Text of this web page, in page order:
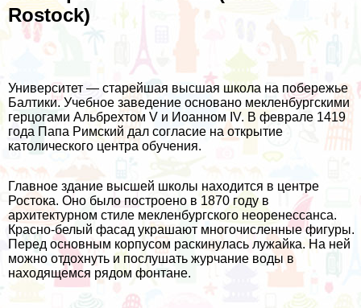
Rostock)
Университет — старейшая высшая школа на побережье
Балтики. Учебное заведение основано мекленбургскими
герцогами Альбрехтом V и Иоанном IV. В феврале 1419
года Папа Римский дал согласие на открытие
католического центра обучения.
Главное здание высшей школы находится в центре
Ростока. Оно было построено в 1870 году в
архитектурном стиле мекленбургского неоренессанса.
Красно-белый фасад украшают многочисленные фигуры.
Перед основным корпусом раскинулась лужайка. На ней
можно отдохнуть и послушать журчание воды в
находящемся рядом фонтане.